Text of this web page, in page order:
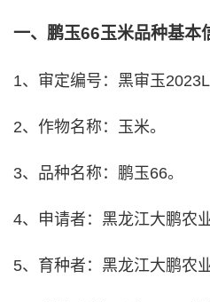
一、鹏玉66玉米品种基本
1、审定编号：黑审玉
2、作物名称：玉米。
3、品种名称：鹏玉66。
4、申请者：黑龙江大鹏农
5、育种者：黑龙江大鹏农